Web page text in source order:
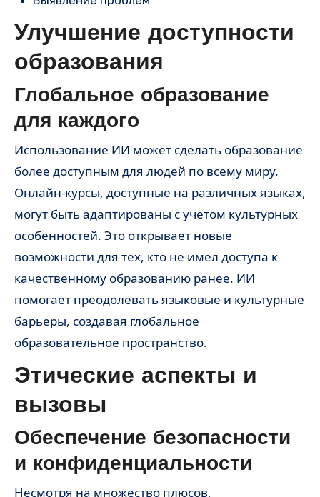
Улучшение доступности
образования
Глобальное образование
для каждого
Использование ИИ может сделать образование
более доступным для людей по всему миру.
Онлайн-курсы, доступные на различных языках,
могут быть адаптированы с учетом культурных
особенностей. Это открывает новые
возможности для тех, кто не имел доступа к
качественному образованию ранее. ИИ
помогает преодолевать языковые и культурные
барьеры, создавая глобальное
образовательное пространство.
Этические аспекты и
вызовы
Обеспечение безопасности
и конфиденциальности
Несмотря на множество плюсов,